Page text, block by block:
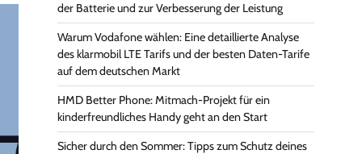
der Batterie und zur Verbesserung der Leistung
Warum Vodafone wählen: Eine detaillierte Analyse
des klarmobil LTE Tarifs und der besten Daten-Tarife
auf dem deutschen Markt
HMD Better Phone: Mitmach-Projekt für ein
kinderfreundliches Handy geht an den Start
Sicher durch den Sommer: Tipps zum Schutz deines